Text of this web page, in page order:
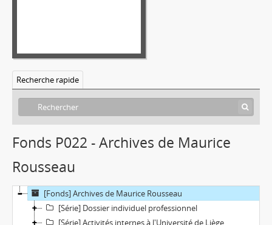
Recherche rapide
Fonds P022 - Archives de Maurice
Rousseau
[Fonds] Archives de Maurice Rousseau
[Série] Dossier individuel professionnel
[Série] Activités internes à l'Université de Liège